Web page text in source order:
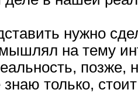
нужно
на тему
позже,
только,